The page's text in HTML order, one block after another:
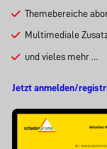
Themebereiche
Multimediale
und vieles mehr …
Jetzt anmelden/